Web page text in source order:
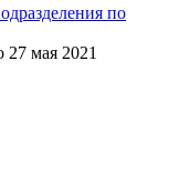
по
27 мая 2021